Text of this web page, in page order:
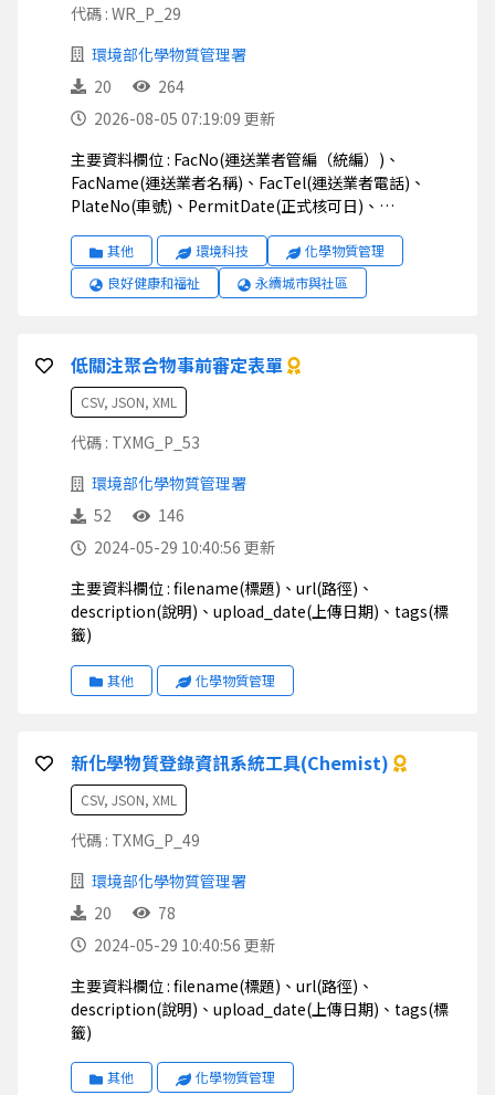
代碼 : WR_P_29
環境部化學物質管理署
20
264
2026-08-05 07:19:09 更新
主要資料欄位 : FacNo(運送業者管編（統編）)、
FacName(運送業者名稱)、FacTel(運送業者電話)、
PlateNo(車號)、PermitDate(正式核可日)、
VehicleWeight(車輛載重量（噸）)、WeightTotal(總連
結重量（噸）)
其他 環境科技
化學物質管理
良好健康和福祉
永續城市與社區
低關注聚合物事前審定表單
CSV, JSON, XML
代碼 : TXMG_P_53
環境部化學物質管理署
52
146
2024-05-29 10:40:56 更新
主要資料欄位 : filename(標題)、url(路徑)、
description(說明)、upload_date(上傳日期)、tags(標
籤)
其他 化學物質管理
新化學物質登錄資訊系統工具(Chemist)
CSV, JSON, XML
代碼 : TXMG_P_49
環境部化學物質管理署
20
78
2024-05-29 10:40:56 更新
主要資料欄位 : filename(標題)、url(路徑)、
description(說明)、upload_date(上傳日期)、tags(標
籤)
其他 化學物質管理